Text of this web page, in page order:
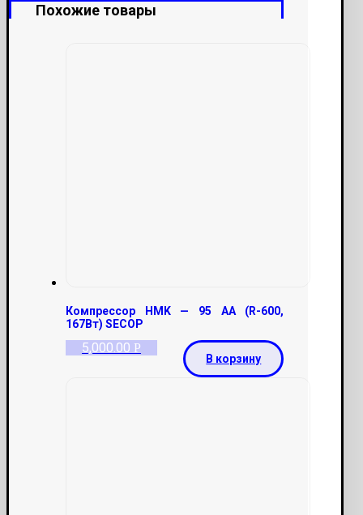
SECOPПохожие товары
Компрессор HMK — 95 AA (R-600,
167Вт) SECOP
5,000.00 Р
В корзину